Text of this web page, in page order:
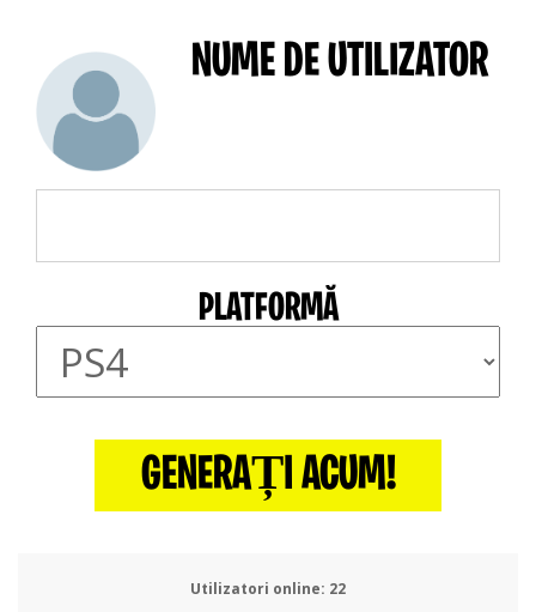
NUME DE UTILIZATOR
PLATFORMĂ
GENERAȚI ACUM!
Utilizatori online: 23